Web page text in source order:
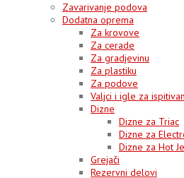
Zavarivanje podova
Dodatna oprema
Za krovove
Za cerade
Za gradjevinu
Za plastiku
Za podove
Valjci i igle za
Dizne
Dizne za Triac
Dizne za
Dizne za Hot
Grejači
Rezervni delovi